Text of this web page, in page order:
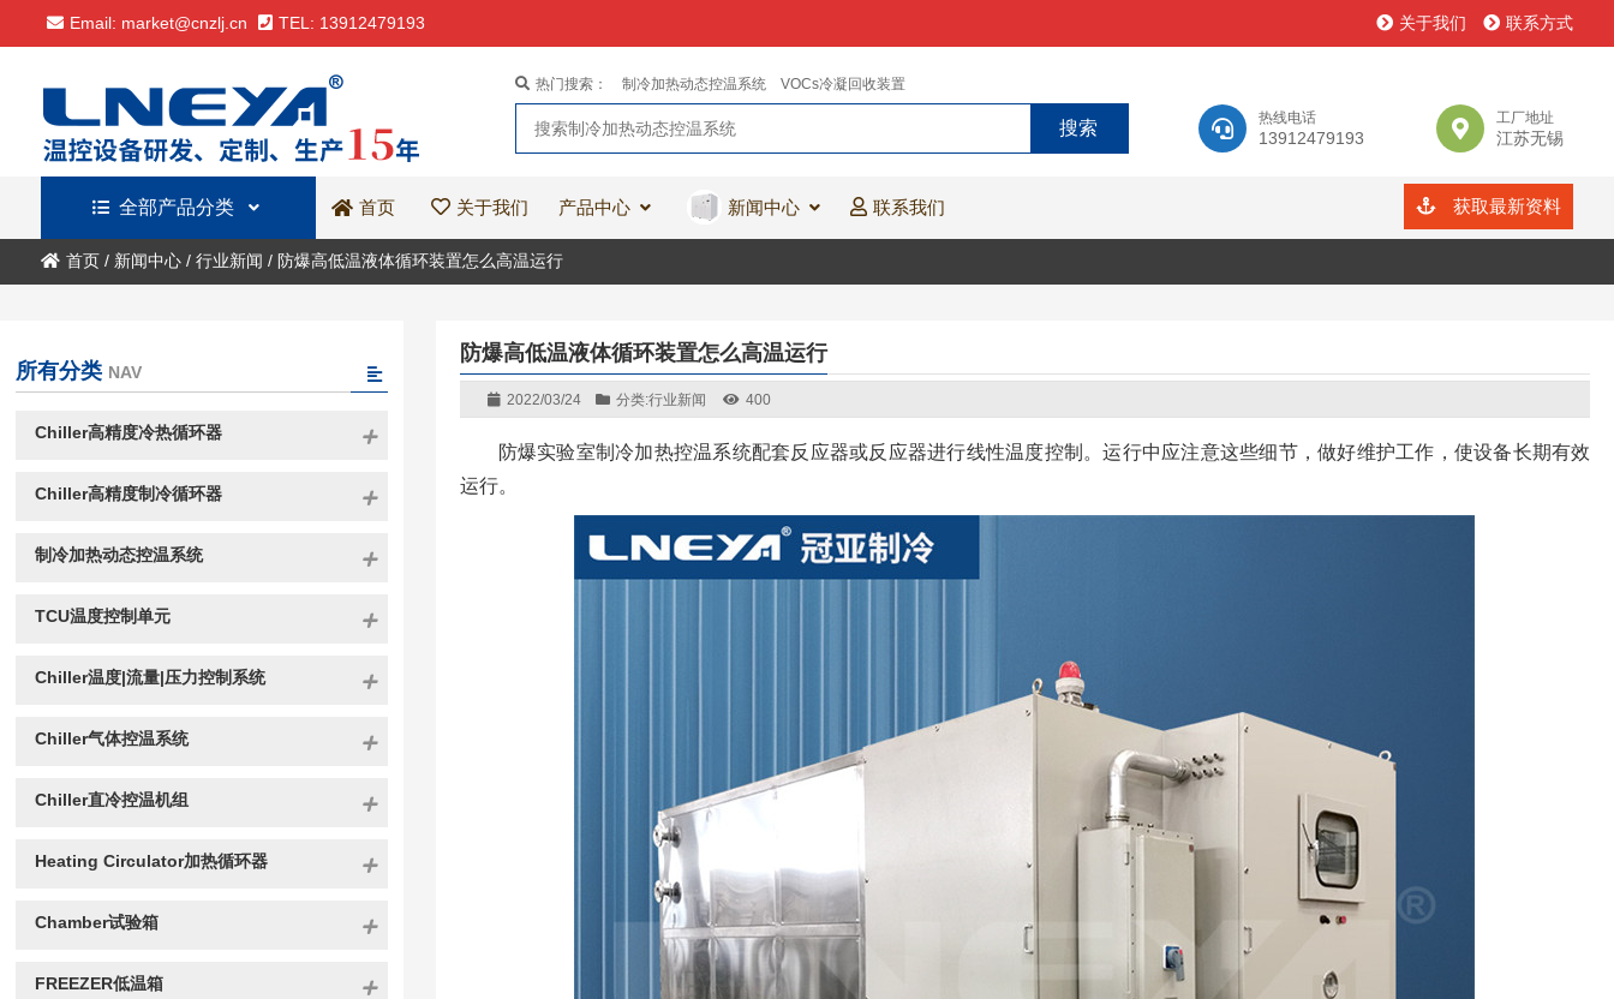
Email: market@cnzlj.cn TEL: 13912479193 关于我们 联系方式
热线电话
13912479193
工厂地址
江苏无锡
热门搜索： 制冷加热动态控温系统 VOCs冷凝回收装置
全部产品分类 首页 关于我们 产品中心 新闻中心 联系我们 获取最新资料
首页/ 新闻中心/ 行业新闻 / 防爆高低温液体循环装置怎么高温运行
防爆高低温液体循环装置怎么高温运行
2022/03/24 分类:行业新闻 400
防爆实验室制冷加热控温系统配套反应器或反应器进行线性温度控制。运行中应注意这些细节，做好维护工作，使设备长期有效
运行。
所有分类 NAV
Chiller高精度冷热循环器
Chiller高精度制冷循环器
制冷加热动态控温系统
TCU温度控制单元
Chiller温度|流量|压力控制系统
Chiller气体控温系统
Chiller直冷控温机组
Heating Circulator加热循环器
Chamber试验箱
FREEZER低温箱